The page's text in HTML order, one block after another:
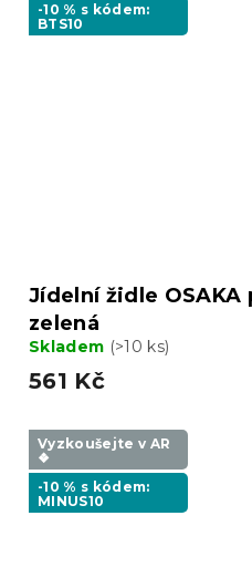
-10 % s kódem:
BTS10
Jídelní židle OSAKA
zelená
Skladem (>10 ks)
561 Kč
Vyzkoušejte v AR
❖
-10 % s kódem:
MINUS10